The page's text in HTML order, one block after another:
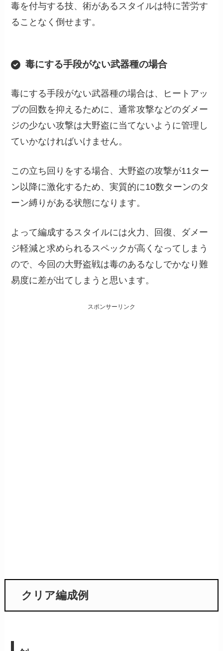
毒を付与する技、術があるスタイルは特に苦労す
ることなく倒せます。
毒にする手段がない武器種の場合
毒にする手段がない武器種の場合は、ヒートアッ
プの回数を抑えるために、通常攻撃などのダメー
ジの少ない攻撃は大野盗に当てないように管理し
ていかなければいけません。
この立ち回りをする場合、大野盗の攻撃が11ター
ン以降に激化するため、実質的に10数ターンのタ
ーン縛りがある状態になります。
よって編成するスタイルには火力、回復、ダメー
ジ軽減と求められるスペックが高くなってしまう
ので、今回の大野盗戦は毒のあるなしでかなり難
易度に差が出てしまうと思います。
スポンサーリンク
クリア編成例